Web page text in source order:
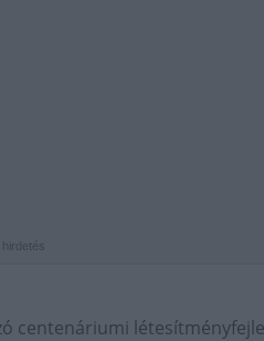
hirdetés
centenáriumi